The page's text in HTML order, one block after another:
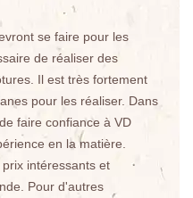
se faire pour les
de réaliser des
Il est très fortement
pour les réaliser. Dans
faire confiance à VD
en la matière.
intéressants et
Pour d'autres